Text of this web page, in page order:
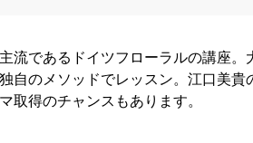
流であるドイツフローラルの講座。
自のメソッドでレッスン。江口美貴
取得のチャンスもあります。